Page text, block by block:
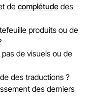
de complétude des
produits ou de
de visuels ou de
des traductions ?
des derniers